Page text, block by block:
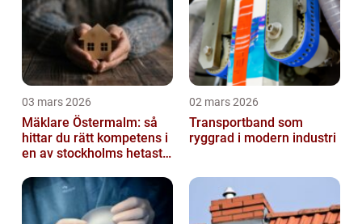
03 mars 2026
Mäklare Östermalm: så
hittar du rätt kompetens i
en av stockholms hetaste
02 mars 2026
Transportband som
ryggrad i modern industri